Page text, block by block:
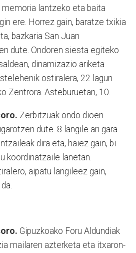
lantzeko eta baita
ere. Horrez gain, baratze txikia
bazkaria San Juan
dute. Ondoren siesta egiteko
dinamizazio ariketa
ostiralera, 22 lagun
Zentrora. Asteburuetan, 10.
Zerbitzuak ondo dioen
dute. 8 langile ari gara
dira eta, haiez gain, bi
koordinatzaile lanetan.
aipatu langileez gain,
Gipuzkoako Foru Aldundiak
mailaren azterketa eta itxaron-